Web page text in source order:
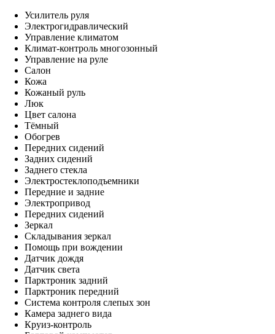
Усилитель руля
Электрогидравлический
Управление климатом
Климат-контроль многозонный
Управление на руле
Салон
Кожа
Кожаный руль
Люк
Цвет салона
Тёмный
Обогрев
Передних сидений
Задних сидений
Заднего стекла
Электростеклоподъемники
Передние и задние
Электропривод
Передних сидений
Зеркал
Складывания зеркал
Помощь при вождении
Датчик дождя
Датчик света
Парктроник задний
Парктроник передний
Система контроля слепых зон
Камера заднего вида
Круиз-контроль